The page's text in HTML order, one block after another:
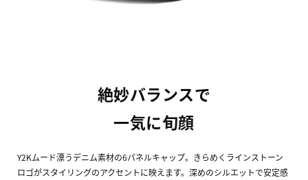
絶妙バランスで
一気に旬顔
Y2Kムード漂うデニム素材の6パネルキャップ。きらめくラインストーン
ロゴがスタイリングのアクセントに映えます。深めのシルエットで安定感